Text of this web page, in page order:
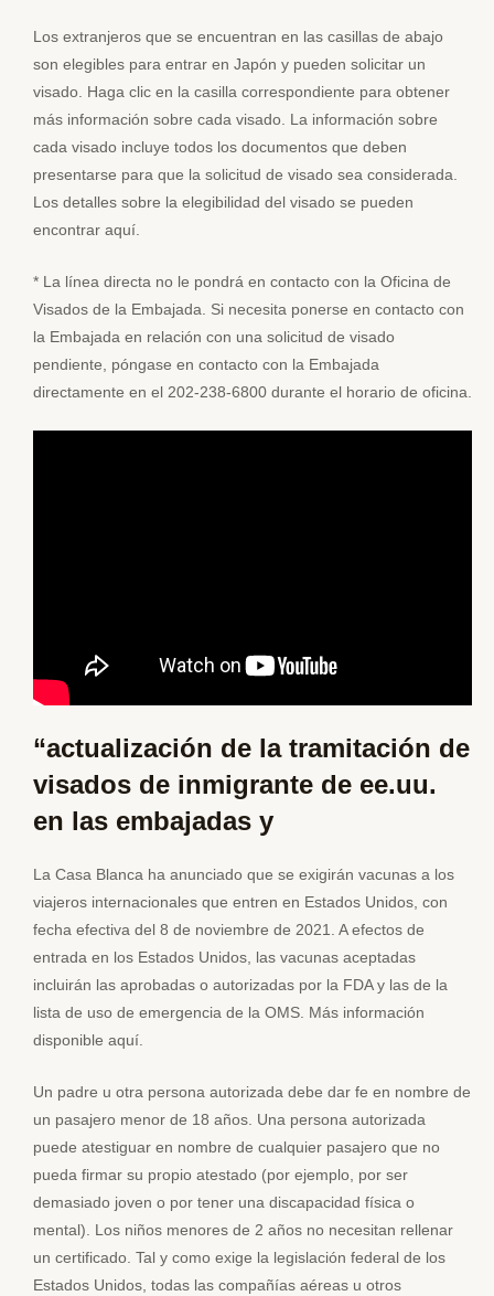
Los extranjeros que se encuentran en las casillas de abajo
son elegibles para entrar en Japón y pueden solicitar un
visado. Haga clic en la casilla correspondiente para obtener
más información sobre cada visado. La información sobre
cada visado incluye todos los documentos que deben
presentarse para que la solicitud de visado sea considerada.
Los detalles sobre la elegibilidad del visado se pueden
encontrar aquí.
* La línea directa no le pondrá en contacto con la Oficina de
Visados de la Embajada. Si necesita ponerse en contacto con
la Embajada en relación con una solicitud de visado
pendiente, póngase en contacto con la Embajada
directamente en el 202-238-6800 durante el horario de oficina.
“actualización de la tramitación de
visados de inmigrante de ee.uu.
en las embajadas y
La Casa Blanca ha anunciado que se exigirán vacunas a los
viajeros internacionales que entren en Estados Unidos, con
fecha efectiva del 8 de noviembre de 2021. A efectos de
entrada en los Estados Unidos, las vacunas aceptadas
incluirán las aprobadas o autorizadas por la FDA y las de la
lista de uso de emergencia de la OMS. Más información
disponible aquí.
Un padre u otra persona autorizada debe dar fe en nombre de
un pasajero menor de 18 años. Una persona autorizada
puede atestiguar en nombre de cualquier pasajero que no
pueda firmar su propio atestado (por ejemplo, por ser
demasiado joven o por tener una discapacidad física o
mental). Los niños menores de 2 años no necesitan rellenar
un certificado. Tal y como exige la legislación federal de los
Estados Unidos, todas las compañías aéreas u otros